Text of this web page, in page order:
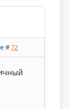
#72